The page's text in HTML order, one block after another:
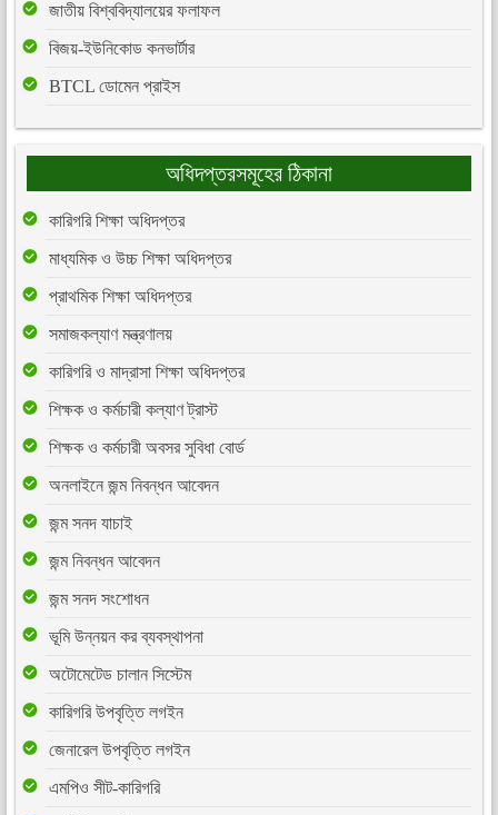
জাতীয় বিশ্ববিদ্যালয়ের ফলাফল
বিজয়-ইউনিকোড কনভার্টার
BTCL ডোমেন প্রাইস
অধিদপ্তরসমূহের ঠিকানা
কারিগরি শিক্ষা অধিদপ্তর
মাধ্যমিক ও উচ্চ শিক্ষা অধিদপ্তর
প্রাথমিক শিক্ষা অধিদপ্তর
সমাজকল্যাণ মন্ত্রণালয়
কারিগরি ও মাদ্রাসা শিক্ষা অধিদপ্তর
শিক্ষক ও কর্মচারী কল্যাণ ট্রাস্ট
শিক্ষক ও কর্মচারী অবসর সুবিধা বোর্ড
অনলাইনে জন্ম নিবন্ধন আবেদন
জন্ম সনদ যাচাই
জন্ম নিবন্ধন আবেদন
জন্ম সনদ সংশোধন
ভূমি উন্নয়ন কর ব্যবস্থাপনা
অটোমেটেড চালান সিস্টেম
কারিগরি উপবৃত্তি লগইন
জেনারেল উপবৃত্তি লগইন
এমপিও সীট-কারিগরি